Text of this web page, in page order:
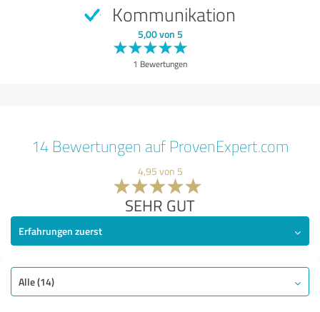
Kommunikation
5,00 von 5
1 Bewertungen
14 Bewertungen auf ProvenExpert.com
4,95 von 5
SEHR GUT
Erfahrungen zuerst
Alle (14)